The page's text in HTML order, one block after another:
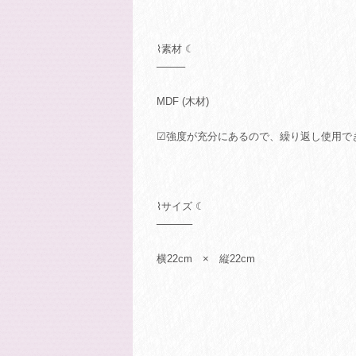
⌇素材 ☾
────
MDF (木材)
☑強度が充分にあるので、繰り返し使用で
⌇サイズ ☾
─────
横22cm × 縦22cm